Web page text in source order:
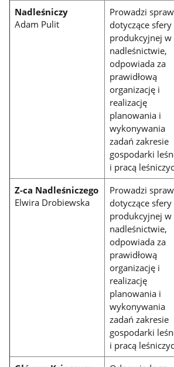
Nadleśniczy
Adam Pulit
Prowadzi
dotyczące sfery
produkcyjnej w
nadleśnictwie,
odpowiada za
prawidłową
organizację i
realizację
planowania i
wykonywania
zadań zakresie
gospodarki
i pracą
Z-ca Nadleśniczego
Elwira Drobiewska
Prowadzi
dotyczące sfery
produkcyjnej w
nadleśnictwie,
odpowiada za
prawidłową
organizację i
realizację
planowania i
wykonywania
zadań zakresie
gospodarki
i pracą